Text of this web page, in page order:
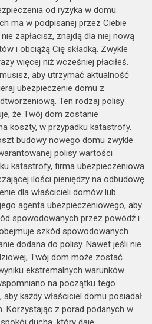
od ryzyka w domu.
ma w podpisanej przez Ciebie
zapłacisz, znajdą dla niej nową
i obciążą Cię składką. Zwykle
więcej niż wcześniej płaciłeś.
aby utrzymać aktualność
ubezpieczenie domu z
Ten rodzaj polisy
że Twój dom zostanie
koszty, w przypadku katastrofy.
budowy nowego domu zwykle
polisy wartości
katastrofy, firma ubezpieczeniowa
ilości pieniędzy na odbudowę
dla właścicieli domów lub
agenta ubezpieczeniowego, aby
spowodowanych przez powódź i
szkód spowodowanych
dodana do polisy. Nawet jeśli nie
Twój dom może zostać
ekstremalnych warunków
na początku tego
każdy właściciel domu posiadał
Korzystając z porad podanych w